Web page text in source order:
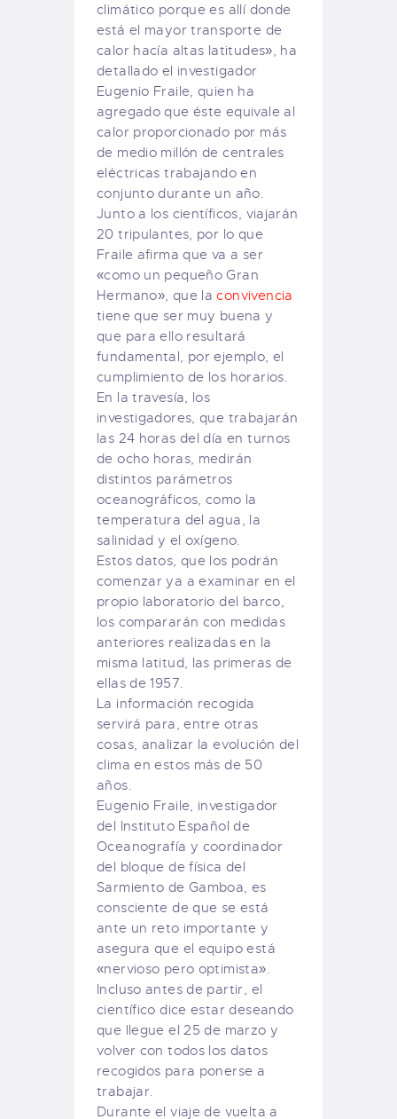
climático porque es allí donde
está el mayor transporte de
calor hacía altas latitudes», ha
detallado el investigador
Eugenio Fraile, quien ha
agregado que éste equivale al
calor proporcionado por más
de medio millón de centrales
eléctricas trabajando en
conjunto durante un año.
Junto a los científicos, viajarán
20 tripulantes, por lo que
Fraile afirma que va a ser
«como un pequeño Gran
Hermano», que laconvivencia
tiene que ser muy buena y
que para ello resultará
fundamental, por ejemplo, el
cumplimiento de los horarios.
En la travesía, los
investigadores, que trabajarán
las 24 horas del día en turnos
de ocho horas, medirán
distintos parámetros
oceanográficos, como la
temperatura del agua, la
salinidad y el oxígeno.
Estos datos, que los podrán
comenzar ya a examinar en el
propio laboratorio del barco,
los compararán con medidas
anteriores realizadas en la
misma latitud, las primeras de
ellas de 1957.
La información recogida
servirá para, entre otras
cosas, analizar la evolución del
clima en estos más de 50
años.
Eugenio Fraile, investigador
del Instituto Español de
Oceanografía y coordinador
del bloque de física del
Sarmiento de Gamboa, es
consciente de que se está
ante un reto importante y
asegura que el equipo está
«nervioso pero optimista».
Incluso antes de partir, el
científico dice estar deseando
que llegue el 25 de marzo y
volver con todos los datos
recogidos para ponerse a
trabajar.
Durante el viaje de vuelta a